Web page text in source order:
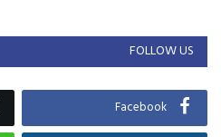
FOLLOW US
Facebook